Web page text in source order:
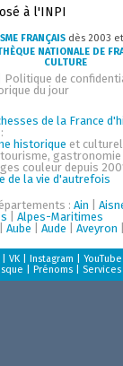
à l'INPI
FRANÇAIS dès 2003
NATIONALE DE
CULTURE
Politique de
du jour
de la France
historique et
tourisme, gastronomie
couleur depuis
de la vie d'autrefois
:Ain |
Alpes-Maritimes
|Aube |Aude |Aveyron
|VK |Instagram |YouTube
|Prénoms Services